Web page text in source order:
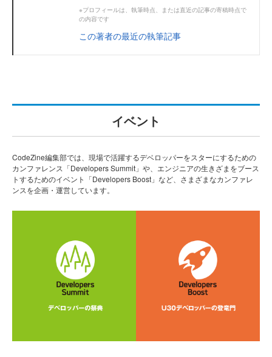
※プロフィールは、執筆時点、または直近の記事の寄稿時点で
の内容です
この著者の最近の執筆記事
イベント
CodeZine編集部では、現場で活躍するデベロッパーをスターにするための
カンファレンス「Developers Summit」や、エンジニアの生きざまをブース
トするためのイベント「Developers Boost」など、さまざまなカンファレ
ンスを企画・運営しています。